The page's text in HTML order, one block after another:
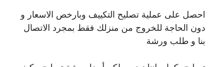
احصل على عملية تصليح التكييف وبارخص الاسعار و
دون الحاجة للخروج من منزلك فقط بمجرد الاتصال
بنا و طلب ورشة